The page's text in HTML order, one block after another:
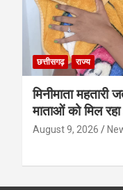
छत्तीसगढ़ राज्य
मिनीमाता
माताओं को मिल
August 9, 2026